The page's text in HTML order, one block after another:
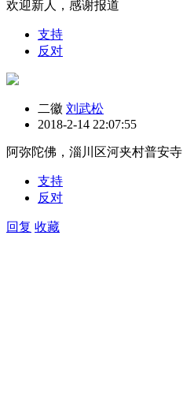
欢迎新人，感谢报道
支持
反对
二徽 刘武松
2018-2-14 22:07:55
阿弥陀佛，淄川区河夹村普安寺
支持
反对
回复 收藏